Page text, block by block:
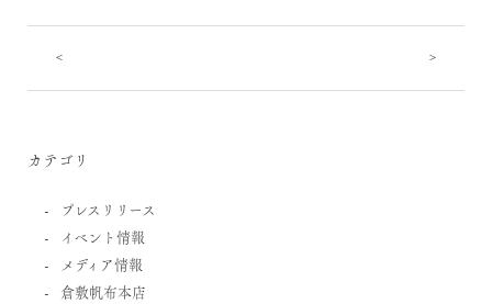
< >
カテゴリ
プレスリリース
イベント情報
メディア情報
倉敷帆布本店